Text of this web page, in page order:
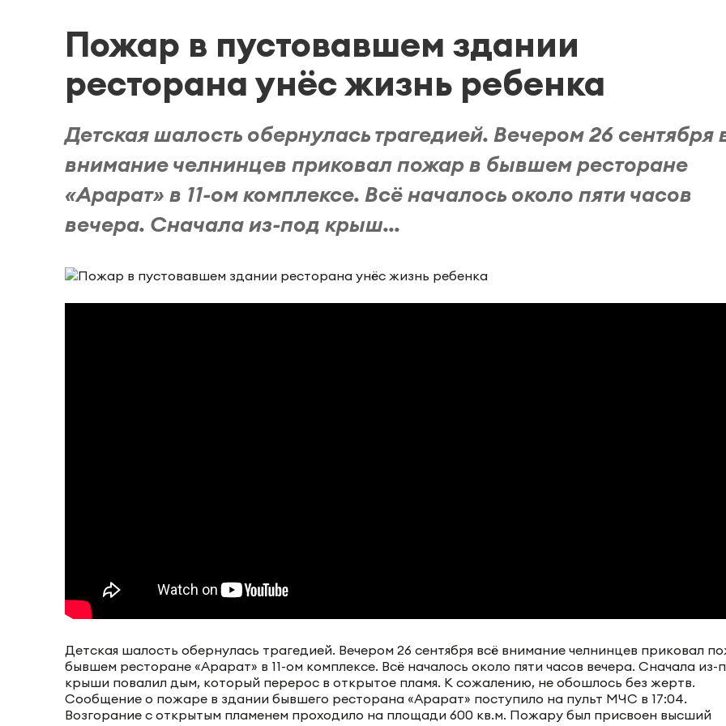
Пожар в пустовавшем здании
ресторана унёс жизнь ребенка
Детская шалость обернулась трагедией. Вечером 26 сентября
внимание челнинцев приковал пожар в бывшем ресторане
«Арарат» в 11-ом комплексе. Всё началось около пяти часов
вечера. Сначала из-под крыш...
Детская шалость обернулась трагедией. Вечером 26 сентября всё внимание челнинцев приковал
бывшем ресторане «Арарат» в 11-ом комплексе. Всё началось около пяти часов вечера. Сначала из-
крыши повалил дым, который перерос в открытое пламя. К сожалению, не обошлось без жертв.
Сообщение о пожаре в здании бывшего ресторана «Арарат» поступило на пульт МЧС в 17:04.
Возгорание с открытым пламенем проходило на площади 600 кв.м. Пожару был присвоен высший